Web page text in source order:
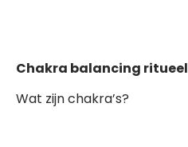
Chakra balancing ritueel
Wat zijn chakra’s?